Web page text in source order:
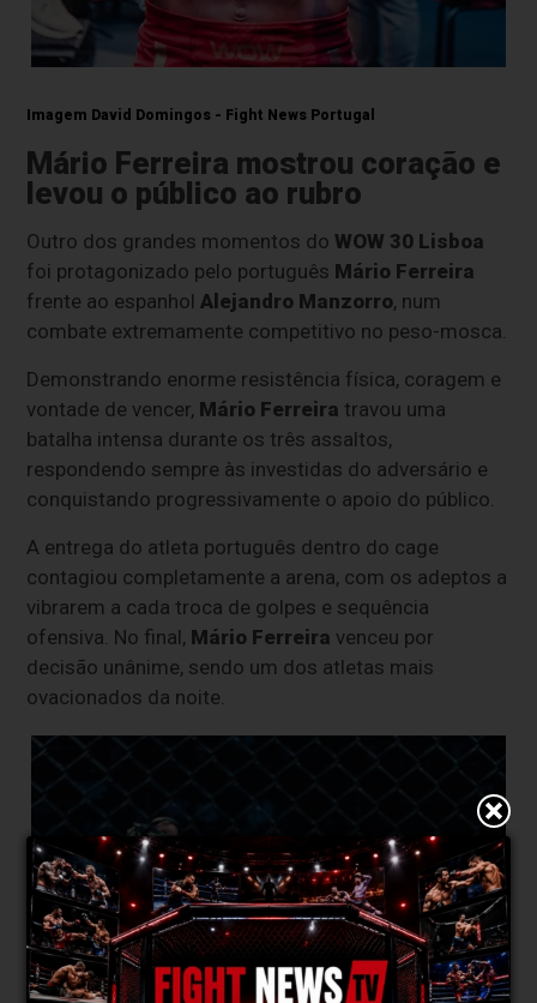
Imagem David Domingos - Fight News Portugal
Mário Ferreira mostrou coração e
levou o público ao rubro
Outro dos grandes momentos doWOW 30 Lisboa
foi protagonizado pelo português Mário Ferreira
frente ao espanholAlejandro Manzorro, num
combate extremamente competitivo no peso-mosca.
Demonstrando enorme resistência física, coragem e
vontade de vencer, Mário Ferreiratravou uma
batalha intensa durante os três assaltos,
respondendo sempre às investidas do adversário e
conquistando progressivamente o apoio do público.
A entrega do atleta português dentro do cage
contagiou completamente a arena, com os adeptos a
vibrarem a cada troca de golpes e sequência
ofensiva. No final, Mário Ferreira venceu por
decisão unânime, sendo um dos atletas mais
ovacionados da noite.